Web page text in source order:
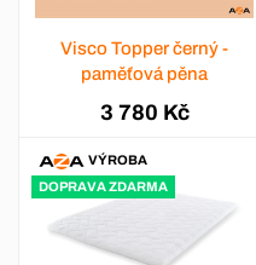
Visco Topper černý -
paměťová pěna
3 780 Kč
VÝROBA
DOPRAVA ZDARMA